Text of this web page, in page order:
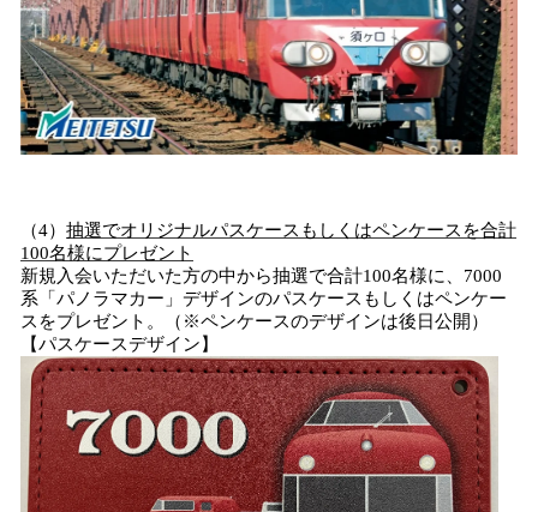
（4） 抽選でオリジナルパスケースもしくはペンケースを合計
100名様にプレゼント
新規入会いただいた方の中から抽選で合計100名様に、7000
系「パノラマカー」デザインのパスケースもしくはペンケー
スをプレゼント。（※ペンケースのデザインは後日公開）
【パスケースデザイン】